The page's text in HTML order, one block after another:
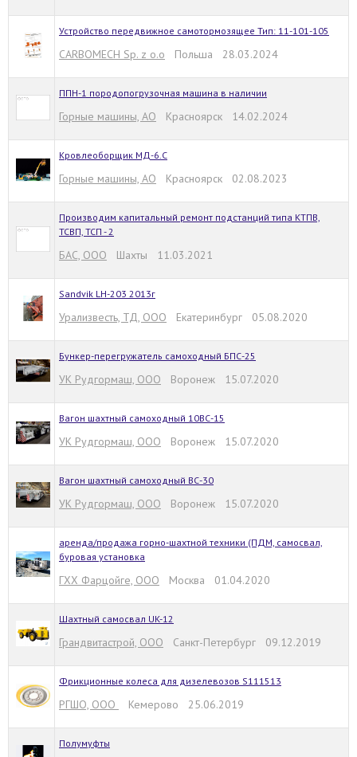
Устройство передвижное самотормозящее Тип: 11-101-105
CARBOMECH Sp. z o.o Польша 28.03.2024
ППН-1 породопогрузочная машина в наличии
Горные машины, АО Красноярск 14.02.2024
Кровлеоборщик МД-6.С
Горные машины, АО Красноярск 02.08.2023
Производим капитальный ремонт подстанций типа КТПВ,
ТСВП, ТСП - 2
БАС, ООО Шахты 11.03.2021
Sandvik LH-203 2013г
Урализвесть, ТД, ООО Екатеринбург 05.08.2020
Бункер-перегружатель самоходный БПС-25
УК Рудгормаш, ООО Воронеж 15.07.2020
Вагон шахтный самоходный 10ВС-15
УК Рудгормаш, ООО Воронеж 15.07.2020
Вагон шахтный самоходный ВС-30
УК Рудгормаш, ООО Воронеж 15.07.2020
аренда/продажа горно-шахтной техники (ПДМ, самосвал,
буровая установка
ГХХ Фарцойге, ООО Москва 01.04.2020
Шахтный самосвал UK-12
Грандвитастрой, ООО Санкт-Петербург 09.12.2019
Фрикционные колеса для дизелевозов S111513
РГШО, ООО Кемерово 25.06.2019
Полумуфты